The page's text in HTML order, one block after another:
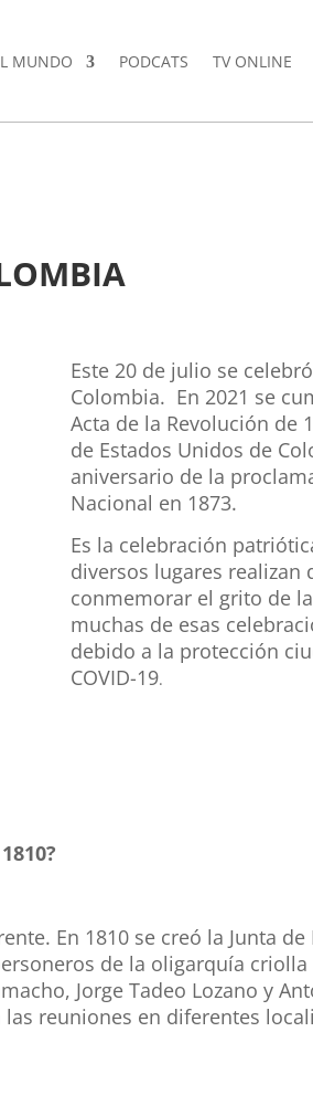
MUNDO PODCATS TV ONLINE
Este 20 de julio se
Colombia. En 2021 se
Acta de la Revolución de
de Estados Unidos de
aniversario de la
Nacional en 1873.
Es la celebración
diversos lugares realizan
conmemorar el grito de
muchas de esas
debido a la protección
COVID-19.
En 1810 se creó la Junta
de la oligarquía
Jorge Tadeo Lozano y
reuniones en diferentes